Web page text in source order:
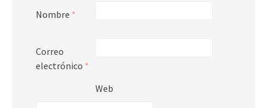
Nombre *
Correo
electrónico *
Web